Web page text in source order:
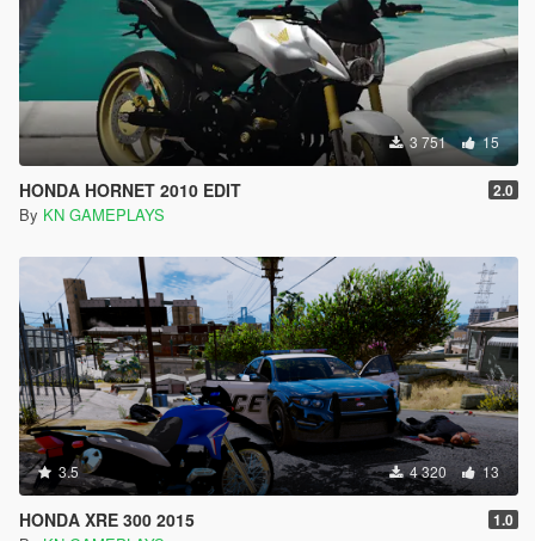
3 751 15
HONDA HORNET 2010 EDIT 2.0
By KN GAMEPLAYS
3.5 4 320 13
HONDA XRE 300 2015 1.0